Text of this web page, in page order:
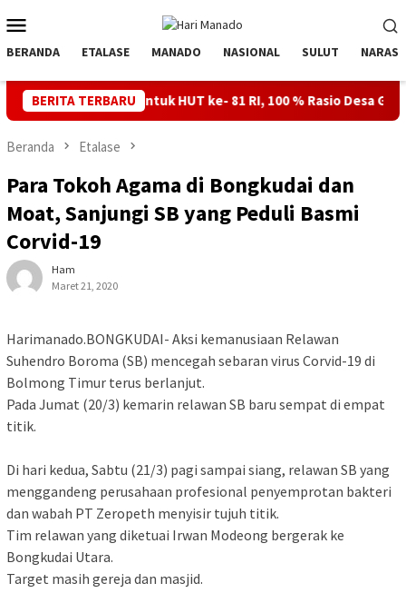
ke
kontenMobile
BERANDA ETALASE MANADO NASIONAL SULUT NARASI
BERITA TERBARU
PLN untuk HUT ke- 81 RI, 100 % Rasio Desa Gorontalo
Beranda Etalase
Para Tokoh Agama di Bongkudai dan
Moat, Sanjungi SB yang Peduli Basmi
Corvid-19
Ham
Maret 21, 2020
Harimanado.BONGKUDAI- Aksi kemanusiaan Relawan
Suhendro Boroma (SB) mencegah sebaran virus Corvid-19 di
Bolmong Timur terus berlanjut.
Pada Jumat (20/3) kemarin relawan SB baru sempat di empat
titik.
Di hari kedua, Sabtu (21/3) pagi sampai siang, relawan SB yang
menggandeng perusahaan profesional penyemprotan bakteri
dan wabah PT Zeropeth menyisir tujuh titik.
Tim relawan yang diketuai Irwan Modeong bergerak ke
Bongkudai Utara.
Target masih gereja dan masjid.